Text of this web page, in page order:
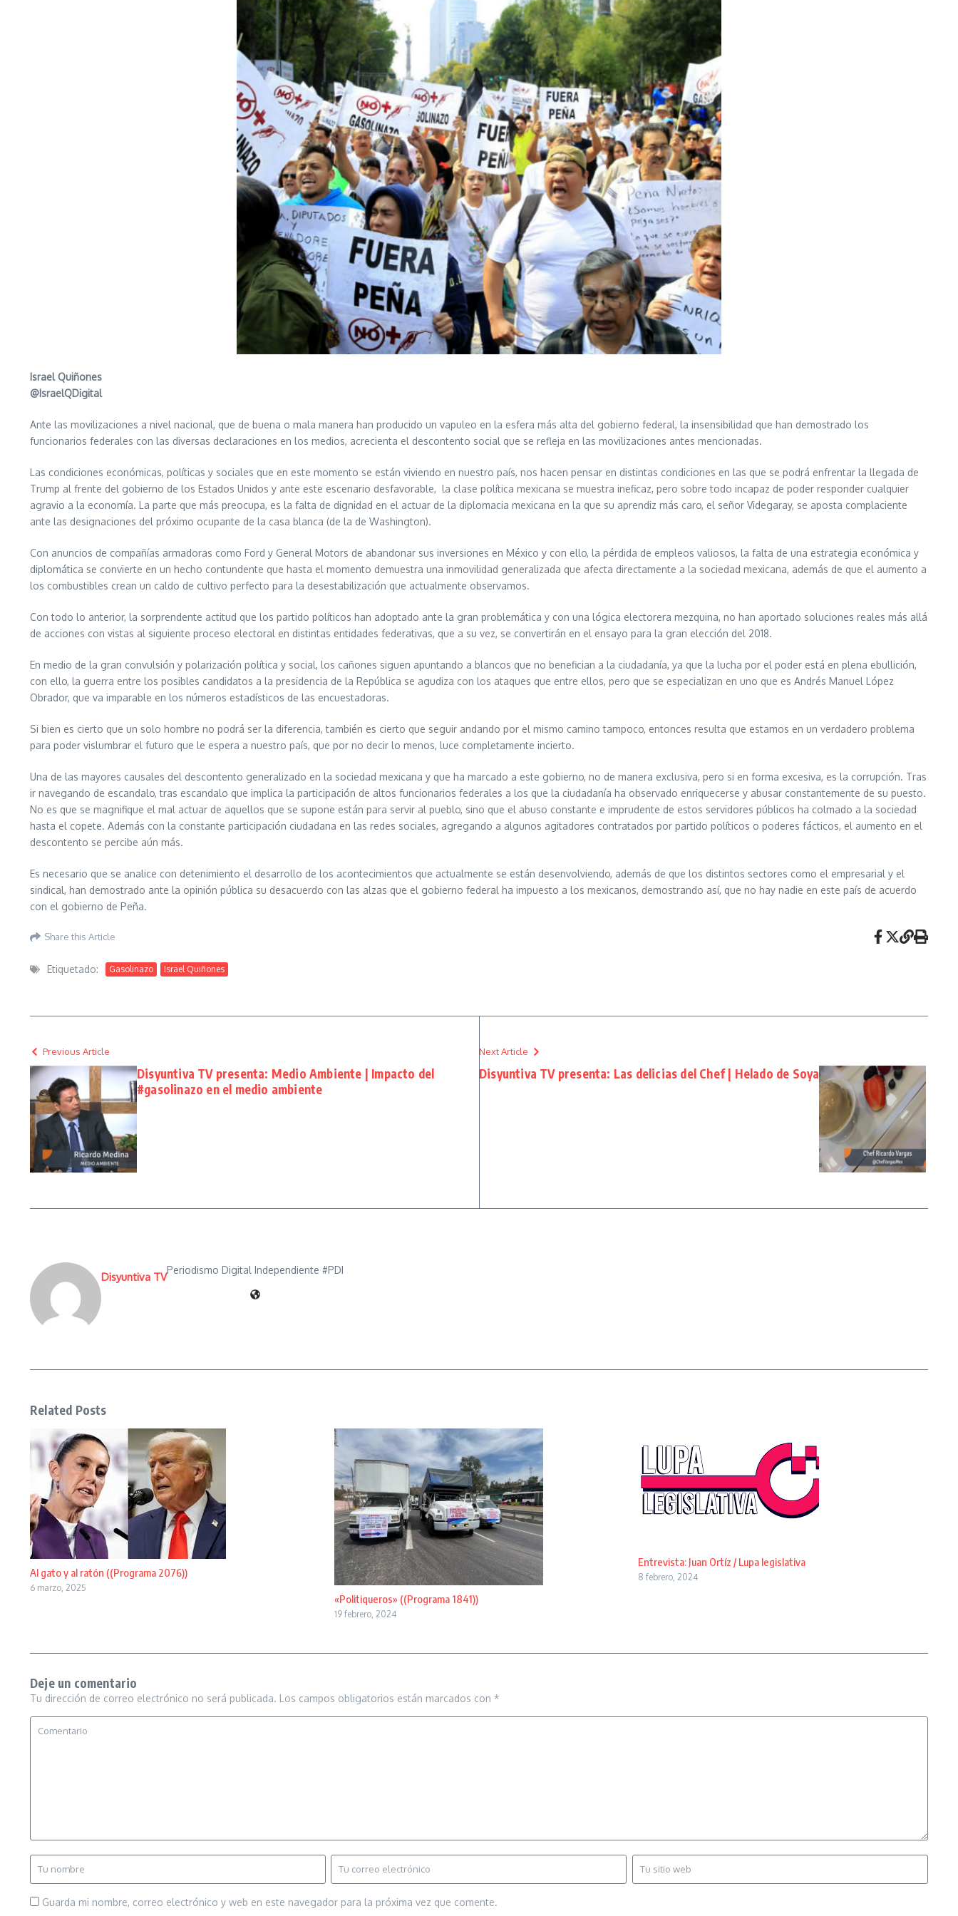
Israel Quiñones
@IsraelQDigital
Ante las movilizaciones a nivel nacional, que de buena o mala manera han producido un vapuleo en la esfera más alta del gobierno federal, la insensibilidad que han demostrado los
funcionarios federales con las diversas declaraciones en los medios, acrecienta el descontento social que se refleja en las movilizaciones antes mencionadas.
Las condiciones económicas, políticas y sociales que en este momento se están viviendo en nuestro país, nos hacen pensar en distintas condiciones en las que se podrá enfrentar la llegada de
Trump al frente del gobierno de los Estados Unidos y ante este escenario desfavorable, la clase política mexicana se muestra ineficaz, pero sobre todo incapaz de poder responder cualquier
agravio a la economía. La parte que más preocupa, es la falta de dignidad en el actuar de la diplomacia mexicana en la que su aprendiz más caro, el señor Videgaray, se aposta complaciente
ante las designaciones del próximo ocupante de la casa blanca (de la de Washington).
Con anuncios de compañías armadoras como Ford y General Motors de abandonar sus inversiones en México y con ello, la pérdida de empleos valiosos, la falta de una estrategia económica y
diplomática se convierte en un hecho contundente que hasta el momento demuestra una inmovilidad generalizada que afecta directamente a la sociedad mexicana, además de que el aumento a
los combustibles crean un caldo de cultivo perfecto para la desestabilización que actualmente observamos.
Con todo lo anterior, la sorprendente actitud que los partido políticos han adoptado ante la gran problemática y con una lógica electorera mezquina, no han aportado soluciones reales más allá
de acciones con vistas al siguiente proceso electoral en distintas entidades federativas, que a su vez, se convertirán en el ensayo para la gran elección del 2018.
En medio de la gran convulsión y polarización política y social, los cañones siguen apuntando a blancos que no benefician a la ciudadanía, ya que la lucha por el poder está en plena ebullición,
con ello, la guerra entre los posibles candidatos a la presidencia de la República se agudiza con los ataques que entre ellos, pero que se especializan en uno que es Andrés Manuel López
Obrador, que va imparable en los números estadísticos de las encuestadoras.
Si bien es cierto que un solo hombre no podrá ser la diferencia, también es cierto que seguir andando por el mismo camino tampoco, entonces resulta que estamos en un verdadero problema
para poder vislumbrar el futuro que le espera a nuestro país, que por no decir lo menos, luce completamente incierto.
Una de las mayores causales del descontento generalizado en la sociedad mexicana y que ha marcado a este gobierno, no de manera exclusiva, pero si en forma excesiva, es la corrupción. Tras
ir navegando de escandalo, tras escandalo que implica la participación de altos funcionarios federales a los que la ciudadanía ha observado enriquecerse y abusar constantemente de su puesto.
No es que se magnifique el mal actuar de aquellos que se supone están para servir al pueblo, sino que el abuso constante e imprudente de estos servidores públicos ha colmado a la sociedad
hasta el copete. Además con la constante participación ciudadana en las redes sociales, agregando a algunos agitadores contratados por partido políticos o poderes fácticos, el aumento en el
descontento se percibe aún más.
Es necesario que se analice con detenimiento el desarrollo de los acontecimientos que actualmente se están desenvolviendo, además de que los distintos sectores como el empresarial y el
sindical, han demostrado ante la opinión pública su desacuerdo con las alzas que el gobierno federal ha impuesto a los mexicanos, demostrando así, que no hay nadie en este país de acuerdo
con el gobierno de Peña.
Share this Article
Etiquetado: Gasolinazo Israel Quiñones
Previous Article
Disyuntiva TV presenta: Medio Ambiente | Impacto del
#gasolinazo en el medio ambiente
Next Article
Disyuntiva TV presenta: Las delicias del Chef | Helado de Soya
Disyuntiva TV
Periodismo Digital Independiente #PDI
Related Posts
Al gato y al ratón ((Programa 2076))
6 marzo, 2025
«Politiqueros» ((Programa 1841))
19 febrero, 2024
Entrevista: Juan Ortíz / Lupa legislativa
8 febrero, 2024
Deje un comentario
Tu dirección de correo electrónico no será publicada. Los campos obligatorios están marcados con *
Guarda mi nombre, correo electrónico y web en este navegador para la próxima vez que comente.